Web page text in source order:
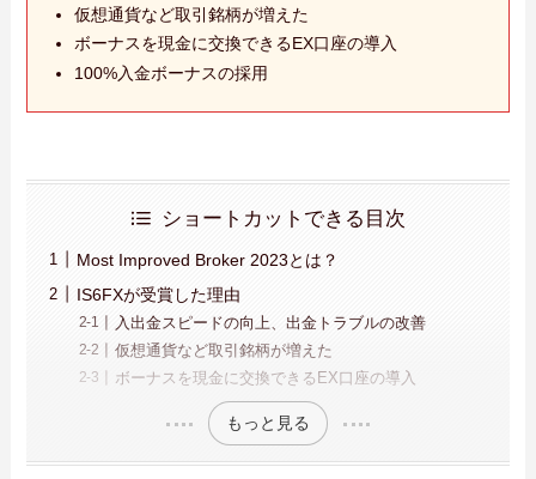
仮想通貨など取引銘柄が増えた
ボーナスを現金に交換できるEX口座の導入
100%入金ボーナスの採用
ショートカットできる目次
Most Improved Broker 2023とは？
IS6FXが受賞した理由
入出金スピードの向上、出金トラブルの改善
仮想通貨など取引銘柄が増えた
ボーナスを現金に交換できるEX口座の導入
もっと見る